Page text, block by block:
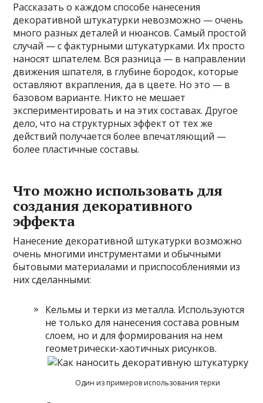
Рассказать о каждом способе нанесения
декоративной штукатурки невозможно — очень
много разных деталей и нюансов. Самый простой
случай — с фактурными штукатурками. Их просто
наносят шпателем. Вся разница — в направлении
движения шпателя, в глубине бородок, которые
оставляют вкрапления, да в цвете. Но это — в
базовом варианте. Никто не мешает
экспериментировать и на этих составах. Другое
дело, что на структурных эффект от тех же
действий получается более впечатляющий —
более пластичные составы.
Что можно использовать для
создания декоративного
эффекта
Нанесение декоративной штукатурки возможно
очень многими инструментами и обычными
бытовыми материалами и приспособлениями из
них сделанными:
Кельмы и терки из металла. Используются
не только для нанесения состава ровным
слоем, но и для формирования на нем
геометрически-хаотичных рисунков.
Один из примеров использования терки